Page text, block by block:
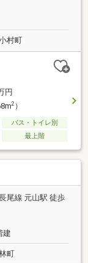
村町
円
2）
バス・トイレ別
最上階
尾線 元山駅 徒歩
建
町